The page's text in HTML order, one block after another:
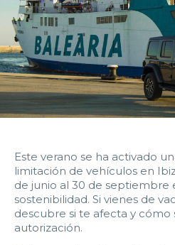
Este verano se ha activado
limitación de vehículos en
de junio al 30 de septiembre
sostenibilidad. Si vienes de
descubre si te afecta y cómo
autorización.
14:00 14:30
16:00 16:30
18:00 18:30
20:00 20:30
Devolver vehículo:
Fecha y hora devolución: